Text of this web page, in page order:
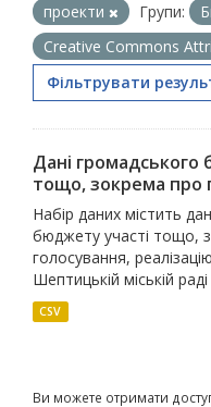
проекти
Групи:
Creative Commons
Фільтрувати
Дані
тощо, зокрема про
Набір даних містить
бюджету участі тощо,
голосування,
Шептицькій міській раді
CSV
Ви можете отримати